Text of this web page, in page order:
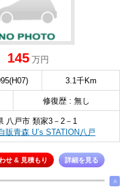
145 万円
3.1千Km
修復歴 : 無し
八戸市 類家3－2－1
販青森 U’s STATION八戸
せ & 見積もり 詳細を見る
∧